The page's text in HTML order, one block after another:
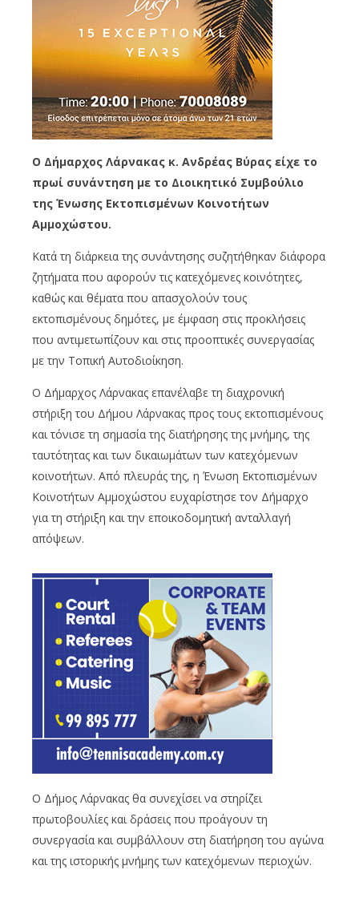
Ο Δήμαρχος Λάρνακας κ. Ανδρέας Βύρας είχε το
πρωί συνάντηση με το Διοικητικό Συμβούλιο
της Ένωσης Εκτοπισμένων Κοινοτήτων
Αμμοχώστου.
Κατά τη διάρκεια της συνάντησης συζητήθηκαν διάφορα
ζητήματα που αφορούν τις κατεχόμενες κοινότητες,
καθώς και θέματα που απασχολούν τους
εκτοπισμένους δημότες, με έμφαση στις προκλήσεις
που αντιμετωπίζουν και στις προοπτικές συνεργασίας
με την Τοπική Αυτοδιοίκηση.
Ο Δήμαρχος Λάρνακας επανέλαβε τη διαχρονική
στήριξη του Δήμου Λάρνακας προς τους εκτοπισμένους
και τόνισε τη σημασία της διατήρησης της μνήμης, της
ταυτότητας και των δικαιωμάτων των κατεχόμενων
κοινοτήτων. Από πλευράς της, η Ένωση Εκτοπισμένων
Κοινοτήτων Αμμοχώστου ευχαρίστησε τον Δήμαρχο
για τη στήριξη και την εποικοδομητική ανταλλαγή
απόψεων.
Ο Δήμος Λάρνακας θα συνεχίσει να στηρίζει
πρωτοβουλίες και δράσεις που προάγουν τη
συνεργασία και συμβάλλουν στη διατήρηση του αγώνα
και της ιστορικής μνήμης των κατεχόμενων περιοχών.